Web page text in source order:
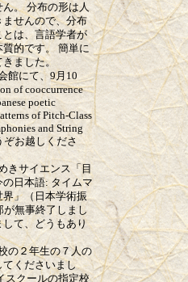
。 分布の形は人
せんので、分布
は、言語学者が
的です。 簡単に
ました。
館にて、9月10
of cooccurrence
poetic
of Pitch-Class
and String
ぞお越しくださ
きサイエンス「目
日本語: タイムマ
」（日本学術振
が無事終了しまし
て、どうもあり
の２年生の７人の
くださいまし
スクールの指定校